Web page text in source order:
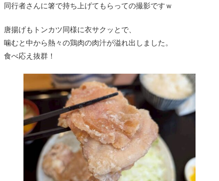
同行者さんに箸で持ち上げてもらっての撮影ですｗ
唐揚げもトンカツ同様に衣サクッとで、
噛むと中から熱々の鶏肉の肉汁が溢れ出しました。
食べ応え抜群！